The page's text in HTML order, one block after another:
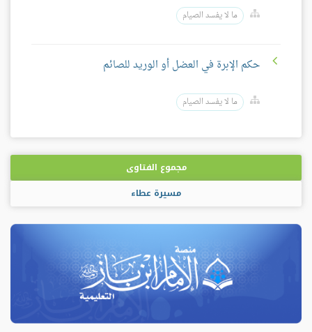
ما لا يفسد الصيام
حكم الإبرة في العضل أو الوريد للصائم
ما لا يفسد الصيام
مجموع الفتاوى
مسيرة عطاء